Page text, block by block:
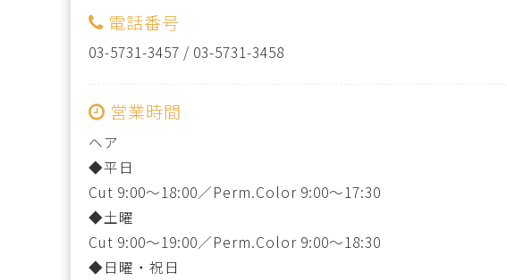
電話番号
03-5731-3457 / 03-5731-3458
営業時間
ヘア
◆平日
Cut 9:00〜18:00／Perm.Color 9:00〜17:30
◆土曜
Cut 9:00～19:00／Perm.Color 9:00～18:30
◆日曜・祝日